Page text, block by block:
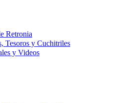
Retronia
Tesoros y Cuchitriles
y Videos